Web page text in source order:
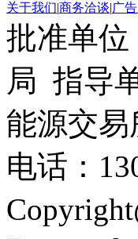
关于我们|商务洽谈|广
批准单
局 指导
能源交易
电话：